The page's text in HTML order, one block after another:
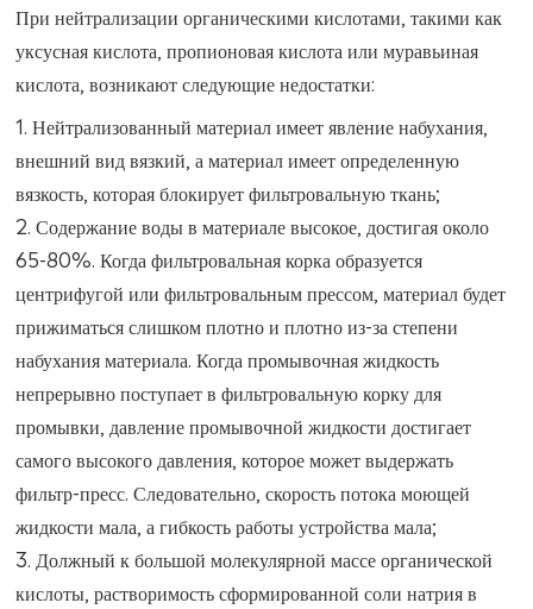
При нейтрализации органическими кислотами, такими как
уксусная кислота, пропионовая кислота или муравьиная
кислота, возникают следующие недостатки:
1. Нейтрализованный материал имеет явление набухания,
внешний вид вязкий, а материал имеет определенную
вязкость, которая блокирует фильтровальную ткань;
2. Содержание воды в материале высокое, достигая около
65-80%. Когда фильтровальная корка образуется
центрифугой или фильтровальным прессом, материал будет
прижиматься слишком плотно и плотно из-за степени
набухания материала. Когда промывочная жидкость
непрерывно поступает в фильтровальную корку для
промывки, давление промывочной жидкости достигает
самого высокого давления, которое может выдержать
фильтр-пресс. Следовательно, скорость потока моющей
жидкости мала, а гибкость работы устройства мала;
3. Должный к большой молекулярной массе органической
кислоты, растворимость сформированной соли натрия в